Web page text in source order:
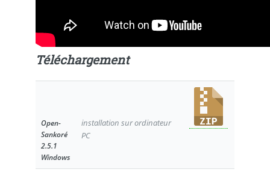
Téléchargement
Open-
Sankoré
2.5.1
Windows
installation sur ordinateur
PC